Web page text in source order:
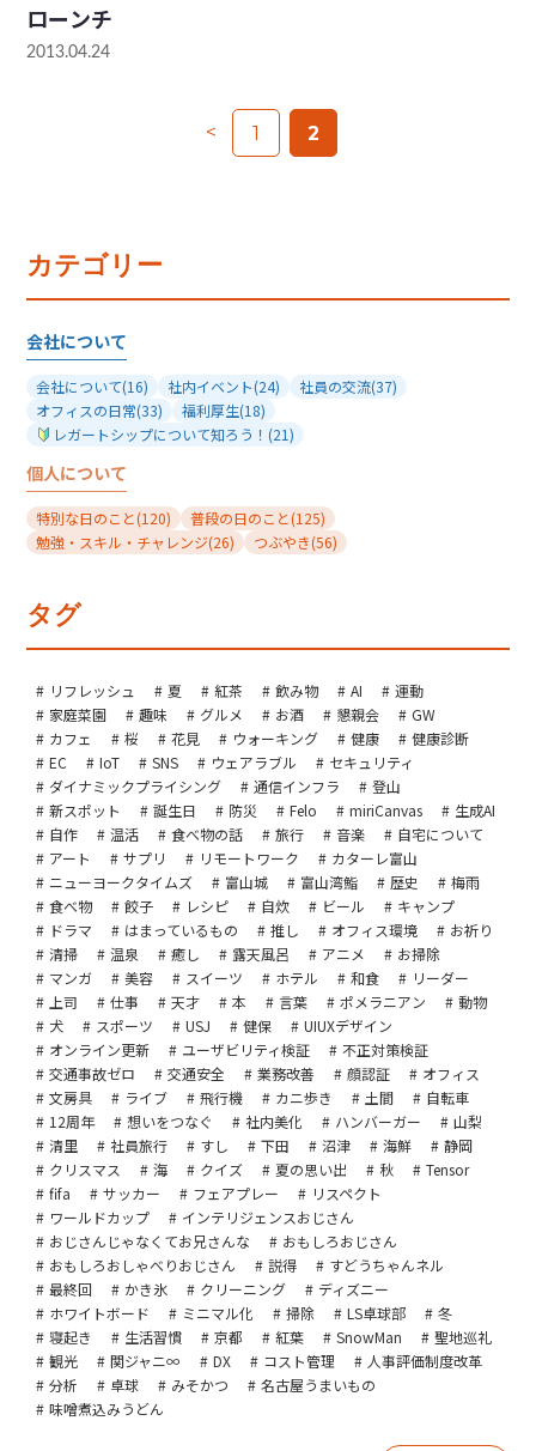
ローンチ
2013.04.24
< 1 2
カテゴリー
会社について
会社について(16) 社内イベント(24) 社員の交流(37)
オフィスの日常(33) 福利厚生(18)
レガートシップについて知ろう！ (21)
個人について
特別な日のこと(120) 普段の日のこと(125)
勉強・スキル・チャレンジ(26) つぶやき(56)
タグ
リフレッシュ 夏 紅茶 飲み物 AI
運動
家庭菜園
趣味 グルメ お酒 懇親会
GW
カフェ
桜 花見 ウォーキング 健康
健康診断
EC
IoT SNS ウェアラブル
セキュリティ
ダイナミックプライシング
通信インフラ
登山
新スポット
誕生日 防災 Felo miriCanvas
生成AI
自作
温活 食べ物の話 旅行 音楽
自宅について
アート
サプリ リモートワーク
カターレ富山
ニューヨークタイムズ
富山城 富山湾鮨 歴史
梅雨
食べ物
餃子 レシピ 自炊 ビール
キャンプ
ドラマ
はまっているもの 推し オフィス環境
お祈り
清掃
温泉 癒し 露天風呂 アニメ
お掃除
マンガ
美容 スイーツ ホテル 和食
リーダー
上司
仕事 天才 本 言葉 ポメラニアン
動物
犬
スポーツ USJ 健保
UIUXデザイン
オンライン更新
ユーザビリティ検証
不正対策検証
交通事故ゼロ
交通安全 業務改善 顔認証
オフィス
文房具
ライブ 飛行機 カニ歩き 土間
自転車
12周年
想いをつなぐ 社内美化 ハンバーガー
山梨
清里
社員旅行 すし 下田 沼津 海鮮
静岡
クリスマス
海 クイズ 夏の思い出 秋
Tensor
fifa
サッカー フェアプレー
リスペクト
ワールドカップ
インテリジェンスおじさん
おじさんじゃなくてお兄さんな
おもしろおじさん
おもしろおしゃべりおじさん
説得
すどうちゃんネル
最終回
かき氷 クリーニング
ディズニー
ホワイトボード
ミニマル化 掃除 LS卓球部
冬
寝起き
生活習慣 京都 紅葉 SnowMan
聖地巡礼
観光
関ジャニ∞ DX コスト管理
人事評価制度改革
分析
卓球 みそかつ
名古屋うまいもの
味噌煮込みうどん